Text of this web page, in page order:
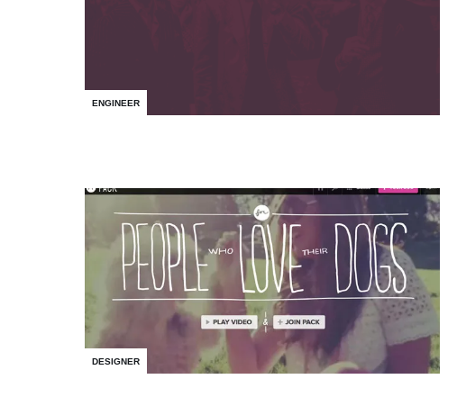
ENGINEER
DESIGNER